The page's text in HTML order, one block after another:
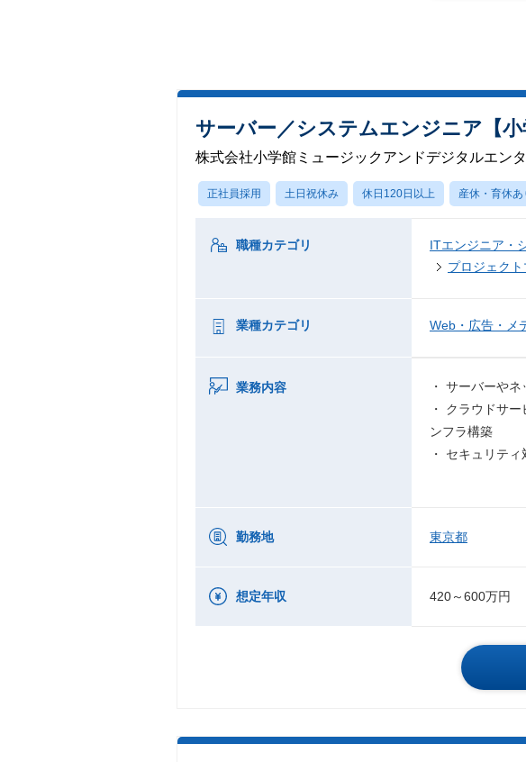
サーバー／システムエンジニア【小
株式会社小学館ミュージックアンドデジタルエン
正社員採用 土日祝休み 休日120日以上 産休・育休あ
職種カテゴリ ITエンジニア・
プロジェク
業種カテゴリ Web・広告・メ
業務内容
・ サーバーや
・ クラウドサ
ンフラ構築
・ セキュリテ
勤務地 東京都
想定年収 420～600万円